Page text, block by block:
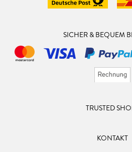
SICHER & BEQUEM
TRUSTED
KONTAKT